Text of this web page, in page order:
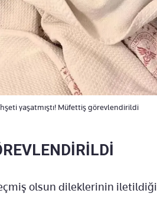
yaşatmıştı! Müfettiş görevlendirildi
olsun dileklerinin